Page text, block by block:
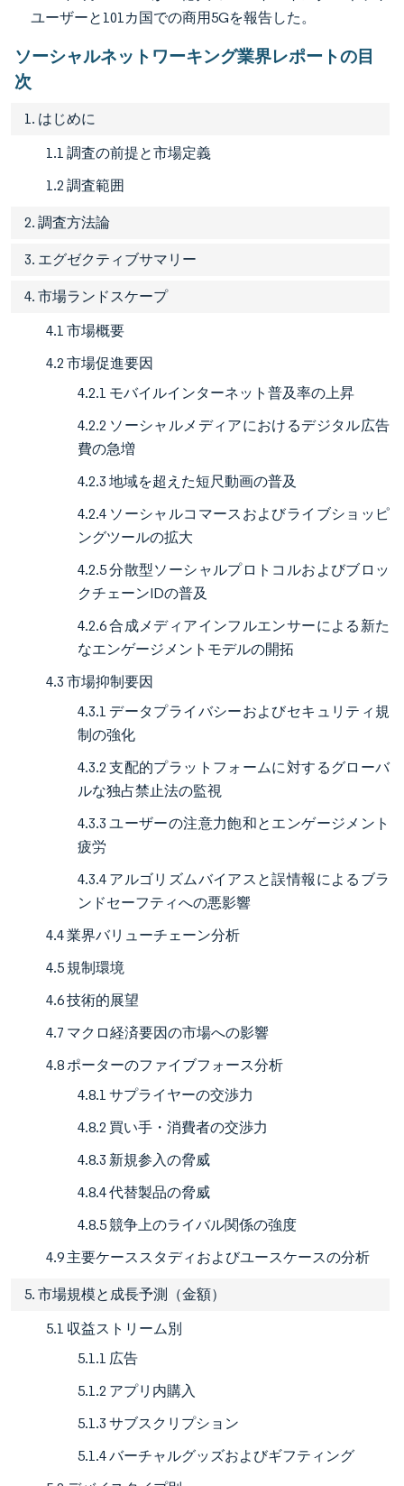
ユーザーと101カ国での商用5Gを報告した。
ソーシャルネットワーキング業界レポートの目
次
1. はじめに
1.1 調査の前提と市場定義
1.2 調査範囲
2. 調査方法論
3. エグゼクティブサマリー
4. 市場ランドスケープ
4.1 市場概要
4.2 市場促進要因
4.2.1 モバイルインターネット普及率の上昇
4.2.2 ソーシャルメディアにおけるデジタル広告
費の急増
4.2.3 地域を超えた短尺動画の普及
4.2.4 ソーシャルコマースおよびライブショッピ
ングツールの拡大
4.2.5 分散型ソーシャルプロトコルおよびブロッ
クチェーンIDの普及
4.2.6 合成メディアインフルエンサーによる新た
なエンゲージメントモデルの開拓
4.3 市場抑制要因
4.3.1 データプライバシーおよびセキュリティ規
制の強化
4.3.2 支配的プラットフォームに対するグローバ
ルな独占禁止法の監視
4.3.3 ユーザーの注意力飽和とエンゲージメント
疲労
4.3.4 アルゴリズムバイアスと誤情報によるブラ
ンドセーフティへの悪影響
4.4 業界バリューチェーン分析
4.5 規制環境
4.6 技術的展望
4.7 マクロ経済要因の市場への影響
4.8 ポーターのファイブフォース分析
4.8.1 サプライヤーの交渉力
4.8.2 買い手・消費者の交渉力
4.8.3 新規参入の脅威
4.8.4 代替製品の脅威
4.8.5 競争上のライバル関係の強度
4.9 主要ケーススタディおよびユースケースの分析
5. 市場規模と成長予測（金額）
5.1 収益ストリーム別
5.1.1 広告
5.1.2 アプリ内購入
5.1.3 サブスクリプション
5.1.4 バーチャルグッズおよびギフティング